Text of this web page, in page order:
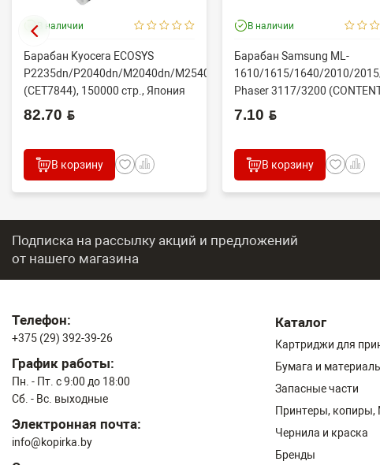
В наличии
Барабан Kyocera ECOSYS
P2235dn/P2040dn/M2040dn/M2540dw
(CET7844), 150000 стр., Япония
82.70 BYN
В корзину
В наличии
Барабан Samsung ML-
1610/1615/1640/2010/
Phaser 3117/3200
7.10 BYN
В корзину
Подписка на рассылку акций и предложений
от нашего магазина
Телефон:
+375 (29) 392-39-26
График работы:
Пн. - Пт. с 9:00 до 18:00
Сб. - Вс. выходные
Электронная почта:
info@kopirka.by
Каталог
Картриджи для
Бумага и
Запасные части
Принтеры,
Чернила и краска
Бренды